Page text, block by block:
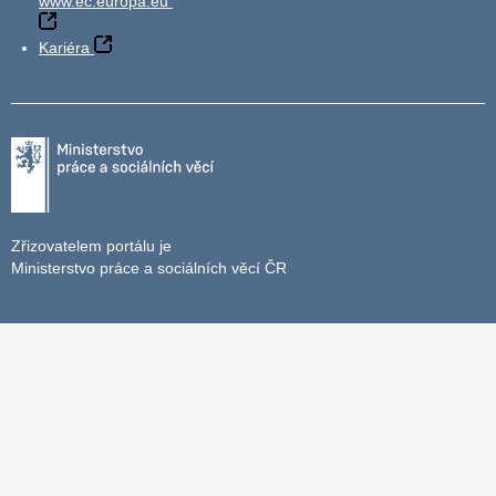
Kariéra
Zřizovatelem portálu je
Ministerstvo práce a sociálních věcí ČR